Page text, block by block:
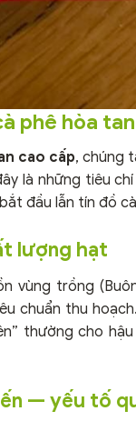
phê hòa
cao cấp, chúng
là những tiêu
đầu lẫn tín đồ
lượng hạt
vùng trồng
chuẩn thu
thường cho
— yếu tố